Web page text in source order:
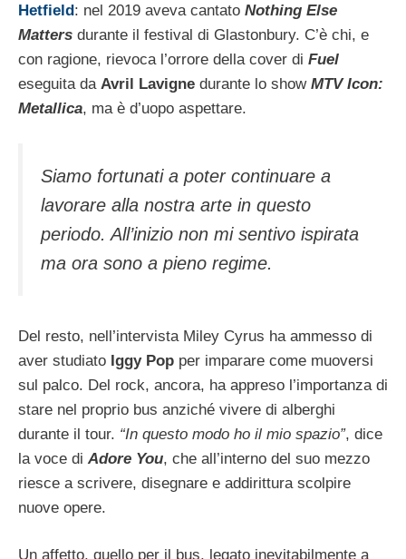
Hetfield: nel 2019 aveva cantato Nothing Else
Matters durante il festival di Glastonbury. C’è chi, e
con ragione, rievoca l’orrore della cover di Fuel
eseguita da Avril Lavigne durante lo show MTV Icon:
Metallica, ma è d’uopo aspettare.
Siamo fortunati a poter continuare a
lavorare alla nostra arte in questo
periodo. All’inizio non mi sentivo ispirata
ma ora sono a pieno regime.
Del resto, nell’intervista Miley Cyrus ha ammesso di
aver studiato Iggy Pop per imparare come muoversi
sul palco. Del rock, ancora, ha appreso l’importanza di
stare nel proprio bus anziché vivere di alberghi
durante il tour. “In questo modo ho il mio spazio”, dice
la voce di Adore You, che all’interno del suo mezzo
riesce a scrivere, disegnare e addirittura scolpire
nuove opere.
Un affetto, quello per il bus, legato inevitabilmente a